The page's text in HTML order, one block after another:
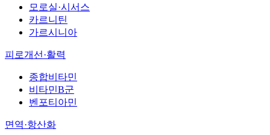
모로실·시서스
카르니틴
가르시니아
피로개선·활력
종합비타민
비타민B군
벤포티아민
면역·항산화